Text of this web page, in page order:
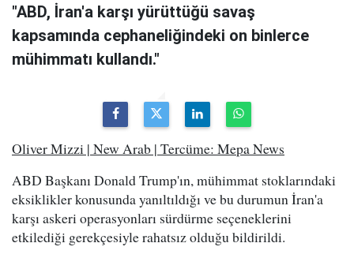
"ABD, İran'a karşı yürüttüğü savaş
kapsamında cephaneliğindeki on binlerce
mühimmatı kullandı."
Oliver Mizzi | New Arab | Tercüme: Mepa News
ABD Başkanı Donald Trump'ın, mühimmat stoklarındaki
eksiklikler konusunda yanıltıldığı ve bu durumun İran'a
karşı askeri operasyonları sürdürme seçeneklerini
etkilediği gerekçesiyle rahatsız olduğu bildirildi.